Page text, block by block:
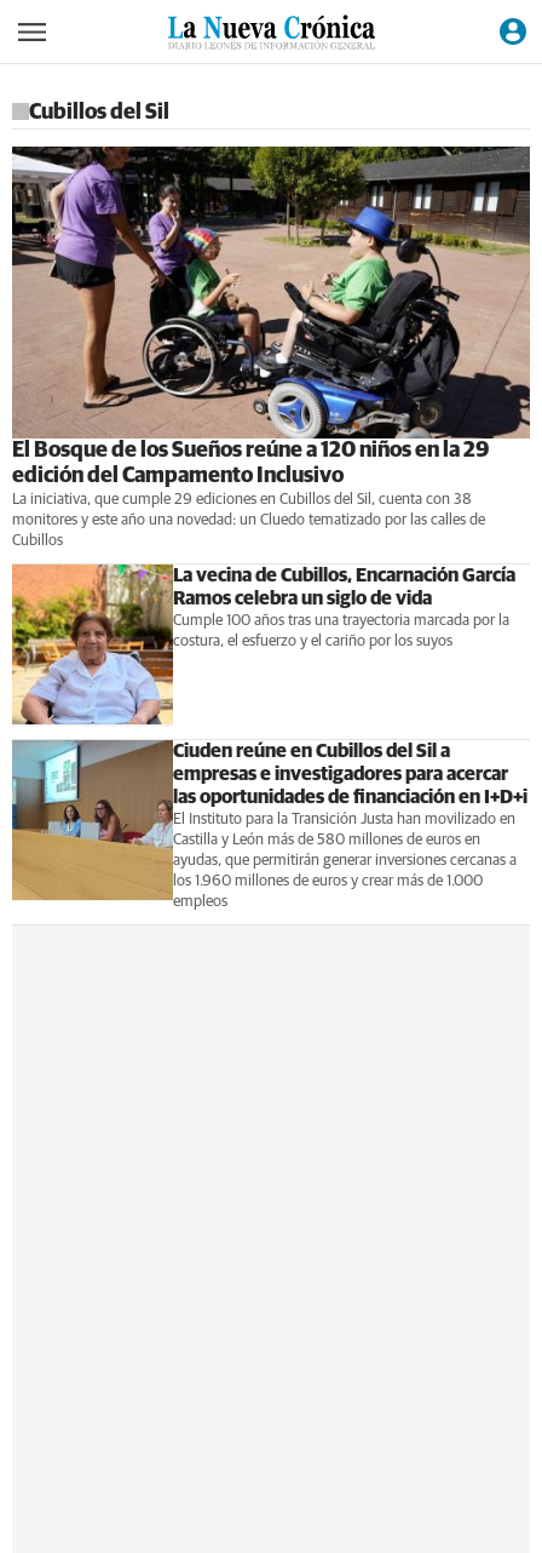
Cubillos del Sil
El Bosque de los Sueños reúne a 120 niños en la 29
edición del Campamento Inclusivo
La iniciativa, que cumple 29 ediciones en Cubillos del Sil, cuenta con 38
monitores y este año una novedad: un Cluedo tematizado por las calles de
Cubillos
La vecina de Cubillos, Encarnación García
Ramos celebra un siglo de vida
Cumple 100 años tras una trayectoria marcada por la
costura, el esfuerzo y el cariño por los suyos
Ciuden reúne en Cubillos del Sil a
empresas e investigadores para acercar
las oportunidades de financiación en I+D+i
El Instituto para la Transición Justa han movilizado en
Castilla y León más de 580 millones de euros en
ayudas, que permitirán generar inversiones cercanas a
los 1.960 millones de euros y crear más de 1.000
empleos